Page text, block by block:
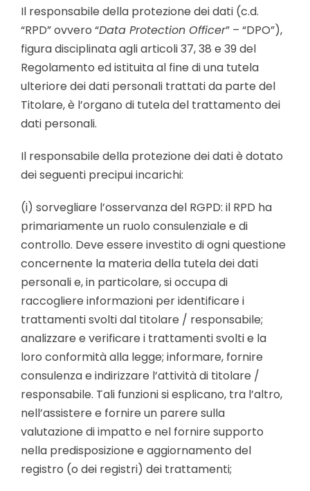
Il responsabile della protezione dei dati (c.d.
“RPD” ovvero “Data Protection Officer” – “DPO”),
figura disciplinata agli articoli 37, 38 e 39 del
Regolamento ed istituita al fine di una tutela
ulteriore dei dati personali trattati da parte del
Titolare, è l’organo di tutela del trattamento dei
dati personali.
Il responsabile della protezione dei dati è dotato
dei seguenti precipui incarichi:
(i) sorvegliare l’osservanza del RGPD: il RPD ha
primariamente un ruolo consulenziale e di
controllo. Deve essere investito di ogni questione
concernente la materia della tutela dei dati
personali e, in particolare, si occupa di
raccogliere informazioni per identificare i
trattamenti svolti dal titolare / responsabile;
analizzare e verificare i trattamenti svolti e la
loro conformità alla legge; informare, fornire
consulenza e indirizzare l’attività di titolare /
responsabile. Tali funzioni si esplicano, tra l’altro,
nell’assistere e fornire un parere sulla
valutazione di impatto e nel fornire supporto
nella predisposizione e aggiornamento del
registro (o dei registri) dei trattamenti;